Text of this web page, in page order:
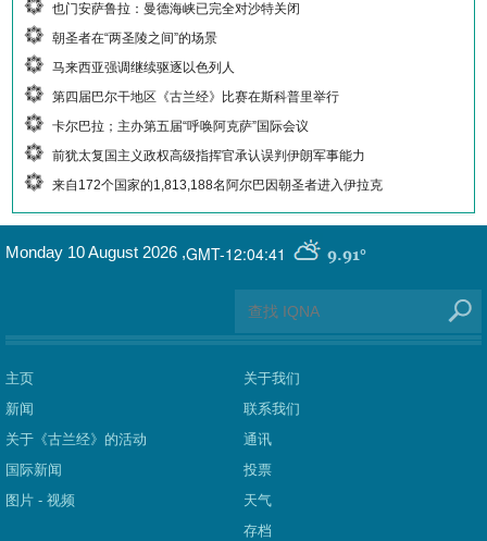
也门安萨鲁拉：曼德海峡已完全对沙特关闭
朝圣者在“两圣陵之间”的场景
马来西亚强调继续驱逐以色列人
第四届巴尔干地区《古兰经》比赛在斯科普里举行
卡尔巴拉；主办第五届“呼唤阿克萨”国际会议
前犹太复国主义政权高级指挥官承认误判伊朗军事能力
来自172个国家的1,813,188名阿尔巴因朝圣者进入伊拉克
GMT-12:04:41 9.91°
Monday 10 August 2026 ,
主页
新闻
关于《古兰经》的活动
国际新闻
图片 - 视频
关于我们
联系我们
通讯
投票
天气
存档